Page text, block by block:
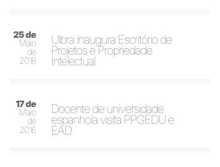
25 de
Maio
de
2016
Ulbra inaugura Escritório de
Projetos e Propriedade
Intelectual
17 de
Maio
de
2016
Docente de universidade
espanhola visita PPGEDU e
EAD